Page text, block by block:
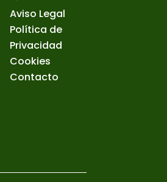
Aviso Legal
Política de
Privacidad
Cookies
Contacto